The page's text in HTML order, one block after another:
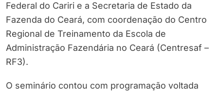
Federal do Cariri e a Secretaria de Estado da
Fazenda do Ceará, com coordenação do Centro
Regional de Treinamento da Escola de
Administração Fazendária no Ceará (Centresaf –
RF3).
O seminário contou com programação voltada